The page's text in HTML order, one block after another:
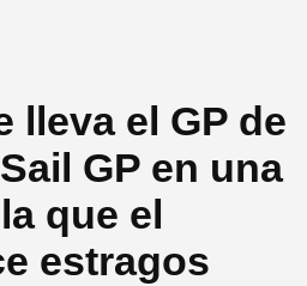
lleva el GP de
GP en una
que el
estragos